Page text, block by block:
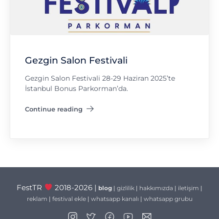
Gezgin Salon Festivali
Gezgin Salon Festivali 28-29 Haziran 2025’te
İstanbul Bonus Parkorman’da.
Continue reading
"Gezgin Salon Festivali"
FestTR 2018-2026 | blog| gizlilik| hakkımızda | iletişim |
reklam | festival ekle| whatsapp kanalı | whatsapp grubu